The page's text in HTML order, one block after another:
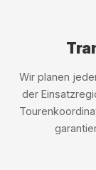
Wir planen
der